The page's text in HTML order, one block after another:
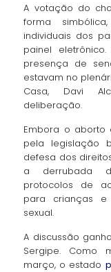
A votação do
forma
individuais dos
painel
presença de
estavam no
Casa, Davi
deliberação.
Embora o aborto
pela legislação
defesa dos
a derrubada
protocolos de
para crianças e
sexual.
A discussão
Sergipe. Como
março, o estado